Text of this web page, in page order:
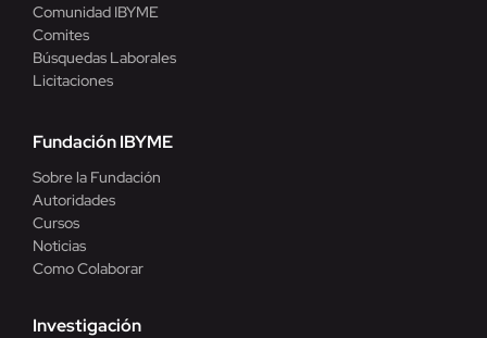
Comunidad IBYME
Comites
Búsquedas Laborales
Licitaciones
Fundación IBYME
Sobre la Fundación
Autoridades
Cursos
Noticias
Como Colaborar
Investigación